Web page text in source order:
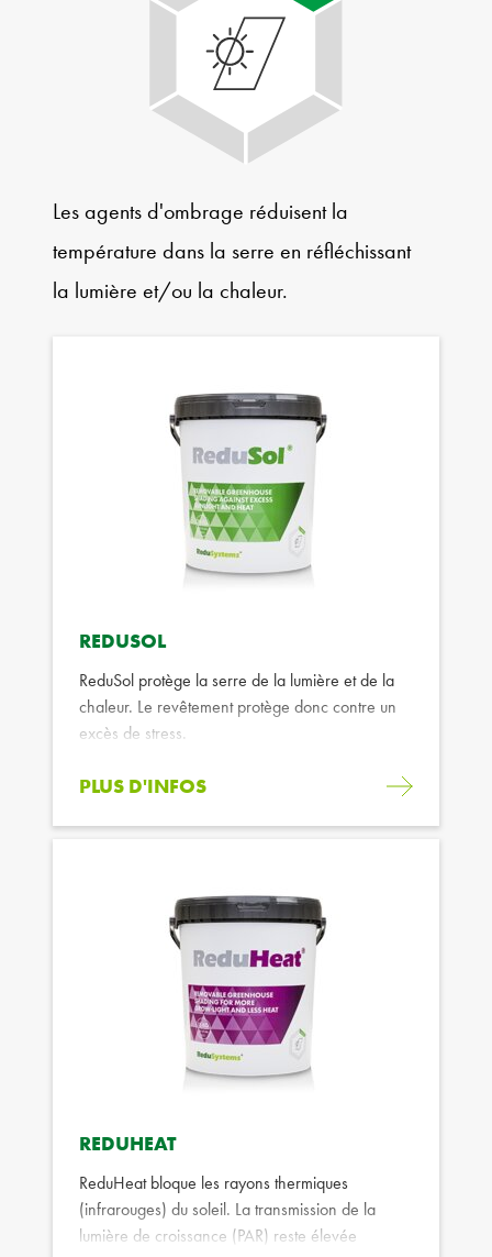
Les agents d'ombrage réduisent la
température dans la serre en réfléchissant
la lumière et/ou la chaleur.
REDUSOL
ReduSol protège la serre de la lumière et de la
chaleur. Le revêtement protège donc contre un
excès de stress.
PLUS D'INFOS
REDUHEAT
ReduHeat bloque les rayons thermiques
(infrarouges) du soleil. La transmission de la
lumière de croissance (PAR) reste élevée